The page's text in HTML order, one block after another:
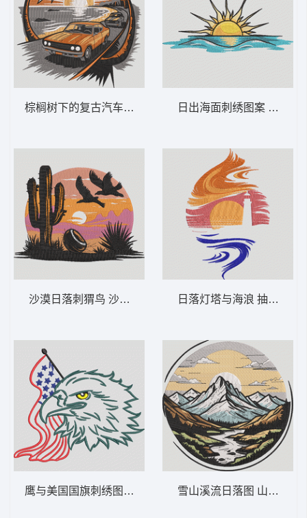
棕榈树下的复古汽车之旅 复古汽车海滩日落
沙漠日落刺猬鸟 沙漠日落仙人掌 – 西部景
鹰与美国国旗刺绣图案 爱国的秃鹰-DST格式
日出海面刺绣图案 海面
日落灯塔与海浪 抽象灯塔
雪山溪流日落图 山间日